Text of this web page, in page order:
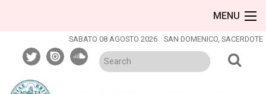
MENU
SABATO 08 AGOSTO 2026 SAN DOMENICO, SACERDOTE
twitterissuusoundcloud